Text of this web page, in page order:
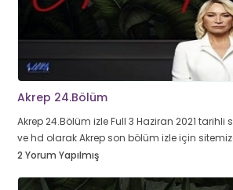
Akrep 24.Bölüm
Akrep 24.Bölüm izle Full 3 Haziran 2021
ve hd olarak Akrep son bölüm izle için
2 Yorum Yapılmış